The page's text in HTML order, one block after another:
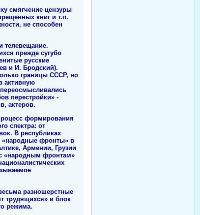
смягчение цензуры
книг и т.п.
не способен
телевещание.
прежде сугубо
русские
и И. Бродский).
границы СССР, но
активную
перестройки» -
актеров.
формирования
спектра: от
В республиках
«народные фронты» в
Армении, Грузии
«народным фронтам»
разношерстные
трудящихся» и блок
режима.